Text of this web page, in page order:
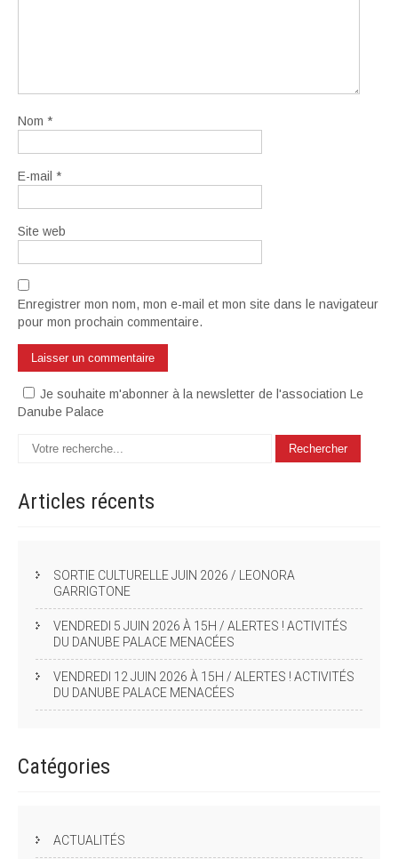
Nom *
E-mail *
Site web
Enregistrer mon nom, mon e-mail et mon site dans le navigateur
pour mon prochain commentaire.
Je souhaite m'abonner à la newsletter de l'association Le
Danube Palace
Articles récents
SORTIE CULTURELLE JUIN 2026 / LEONORA
GARRIGTONE
VENDREDI 5 JUIN 2026 À 15H / ALERTES ! ACTIVITÉS
DU DANUBE PALACE MENACÉES
VENDREDI 12 JUIN 2026 À 15H / ALERTES ! ACTIVITÉS
DU DANUBE PALACE MENACÉES
Catégories
ACTUALITÉS